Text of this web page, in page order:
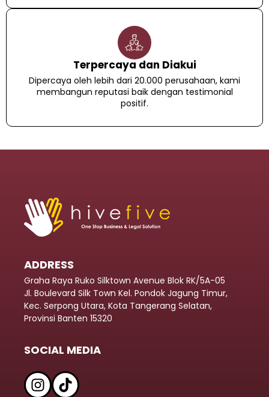
Terpercaya dan Diakui
Dipercaya oleh lebih dari 20.000 perusahaan, kami
membangun reputasi baik dengan testimonial
positif.
ADDRESS
Graha Raya Ruko Silktown Avenue Blok RK/5A-05
Jl. Boulevard Silk Town Kel. Pondok Jagung Timur,
Kec. Serpong Utara, Kota Tangerang Selatan,
Provinsi Banten 15320
SOCIAL MEDIA